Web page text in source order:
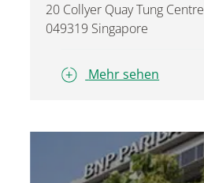
20 Collyer Quay Tung Centre
049319 Singapore
Mehr sehen